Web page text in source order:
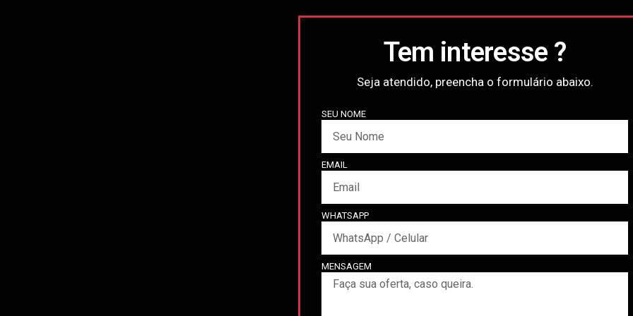
Tem interesse ?
Seja atendido, preencha o formulário abaixo.
SEU NOME
EMAIL
WHATSAPP
MENSAGEM